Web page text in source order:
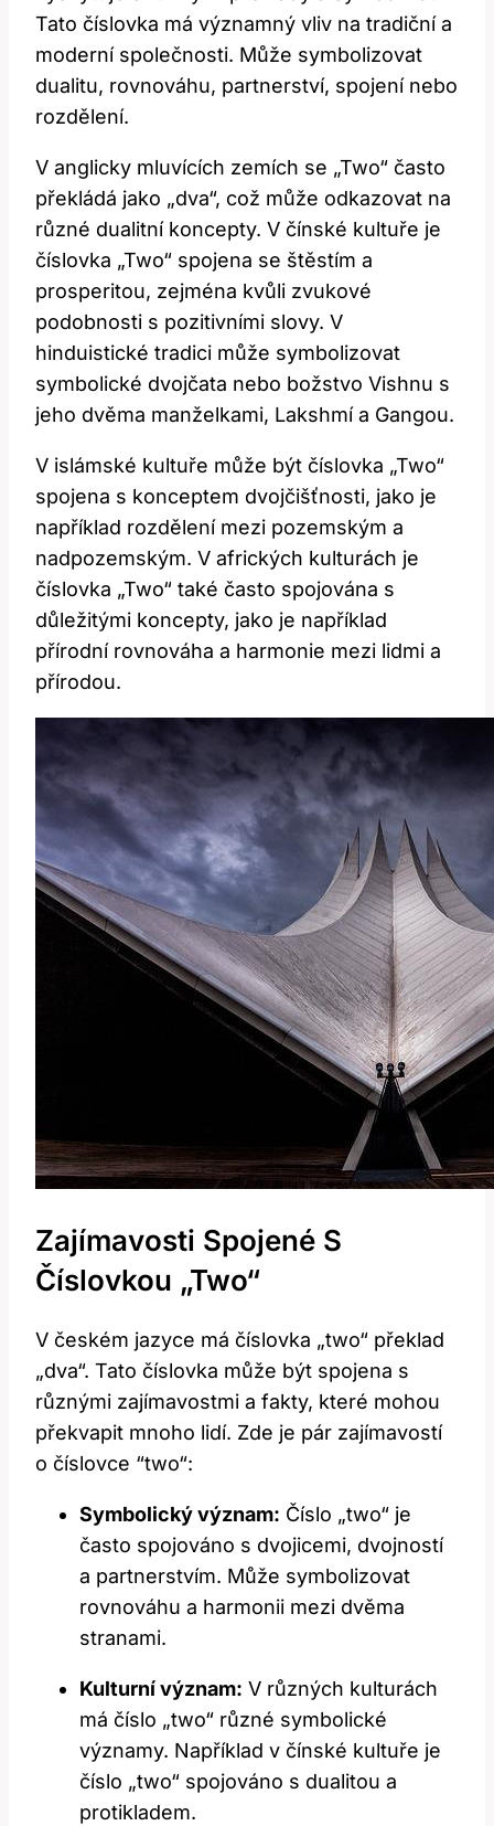
Tato číslovka má významný vliv ⁤na tradiční a
moderní společnosti. Může symbolizovat
dualitu, rovnováhu, partnerství, spojení​ nebo
‍rozdělení.
V‌ anglicky​ mluvících zemích ⁢se „Two“ často⁣
překládá jako „dva“, což může odkazovat​ na⁤
různé dualitní koncepty. V čínské​ kultuře ‌je
číslovka „Two“ spojena se ⁤štěstím ​a
prosperitou,​ zejména kvůli ⁤zvukové
podobnosti ⁣s pozitivními slovy. V
‍hinduistické tradici může symbolizovat
symbolické dvojčata nebo⁤ božstvo Vishnu⁢ s
jeho dvěma manželkami, Lakshmí‌ a Gangou.
V‌ islámské ‌kultuře může být číslovka „Two“
spojena⁣ s konceptem dvojčišťnosti, jako ⁤je
například rozdělení mezi pozemským ‍a
nadpozemským. ‍V​ afrických kulturách je
číslovka „Two“ také⁣ často spojována ⁤s
důležitými koncepty, jako je například
přírodní rovnováha a‍ harmonie ⁤mezi lidmi a
přírodou.
Zajímavosti Spojené S‌
Číslovkou „Two“
V českém jazyce má číslovka „two“‍ překlad
„dva“.⁤ Tato ​číslovka může být spojena⁢ s
různými zajímavostmi a fakty, ​které mohou
překvapit⁢ mnoho lidí.⁤ Zde ‍je pár zajímavostí
‍o číslovce ‌“two“:
Symbolický význam: Číslo „two“ je
často ​spojováno‍ s ⁢dvojicemi, dvojností
a‌ partnerstvím. Může symbolizovat
rovnováhu a harmonii mezi dvěma
stranami.
Kulturní význam: V různých kulturách⁣
má​ číslo „two“‌ různé symbolické
⁢významy.⁤ Například‌ v čínské kultuře ‌je
číslo „two“ spojováno s dualitou a
protikladem.